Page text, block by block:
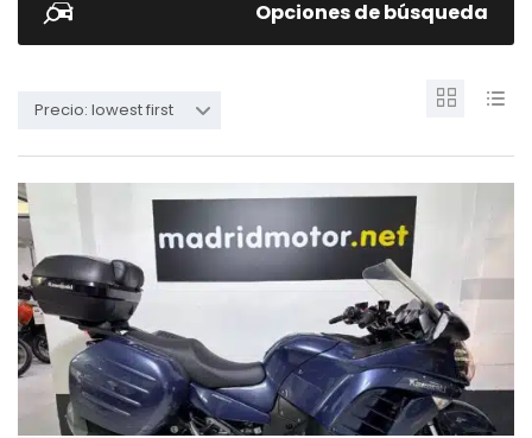
Opciones de búsqueda
Precio: lowest first